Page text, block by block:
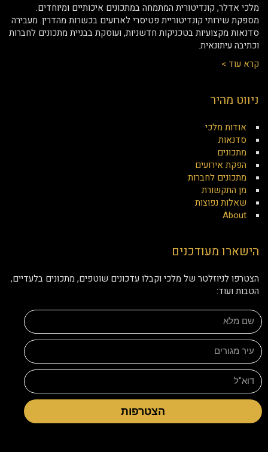
מלכי אדלר, קונדיטורית המתמחה במתכונים איכותיים ומיוחדים.
מספקת שירותי קונדיטוריית פטיסרי לארועים בכשרות מהדרין. מעבירה
סדנאות מקצועיות בטכניקות חדשניות, ועוסקת בבניית מתכונים לחברות
וכתיבה עיתונאית.
קרא עוד >
ניווט מהיר
אודות מלכי
סדנאות
מתכונים
הפקת אירועים
מתכונים לחברות
מן התקשורת
שאלות נפוצות
About
הישארו מעודכנים
הצטרפו לניוזלטר של מלכי וקבלו עדכונים שוטפים, מתכונים בלעדיים,
הטבות ועוד:
הצטרפות